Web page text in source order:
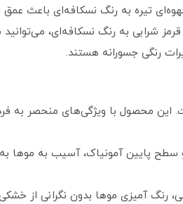
قهوه‌ای تیره به رنگ نسکافه‌ای
شرابی به رنگ نسکافه‌ای،
رنگی جسورانه هستند.
محصول با ویژگی‌های منحصر به
و سطح پایین آمونیاک، آسیب به
رنگ آمیزی موها بدون نگرانی از